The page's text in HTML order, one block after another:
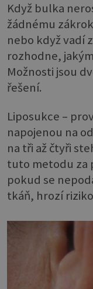
Když bulka
žádnému
nebo když vadí
rozhodne,
Možnosti jsou
řešení.
Liposukce –
napojenou na
na tři až čtyři
tuto metodu za
pokud se
tkáň, hrozí